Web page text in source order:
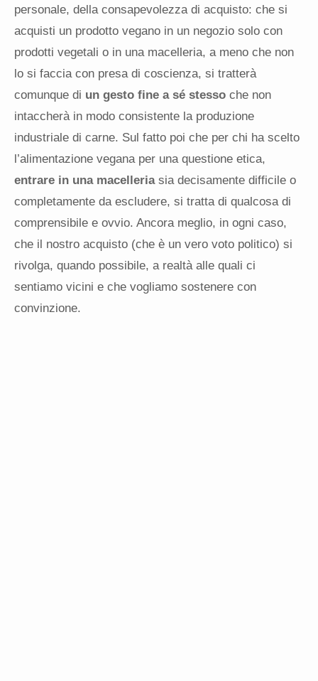
personale, della consapevolezza di acquisto: che si
acquisti un prodotto vegano in un negozio solo con
prodotti vegetali o in una macelleria, a meno che non
lo si faccia con presa di coscienza, si tratterà
comunque di un gesto fine a sé stesso che non
intaccherà in modo consistente la produzione
industriale di carne. Sul fatto poi che per chi ha scelto
l’alimentazione vegana per una questione etica,
entrare in una macelleriasia decisamente difficile o
completamente da escludere, si tratta di qualcosa di
comprensibile e ovvio. Ancora meglio, in ogni caso,
che il nostro acquisto (che è un vero voto politico) si
rivolga, quando possibile, a realtà alle quali ci
sentiamo vicini e che vogliamo sostenere con
convinzione.